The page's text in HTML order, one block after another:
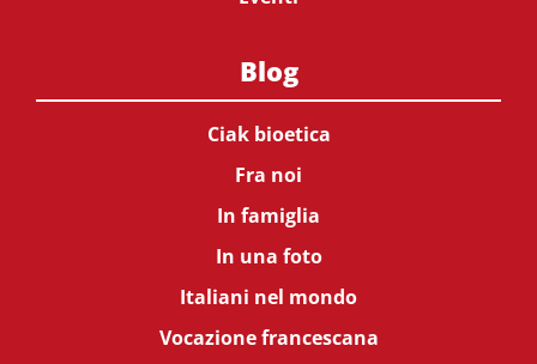
Blog
Ciak bioetica
Fra noi
In famiglia
In una foto
Italiani nel mondo
Vocazione francescana